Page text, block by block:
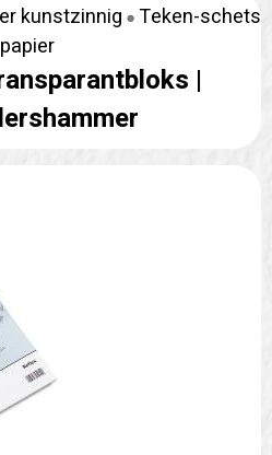
kunstzinnig Teken-schets
papier
|